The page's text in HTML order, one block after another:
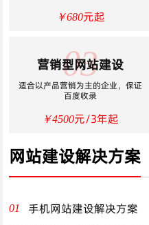
￥680元起
03
营销型网站建设
适合以产品营销为主的企业，保证
百度收录
￥4500元/3年起
网站建设解决方案
01 手机网站建设解决方案